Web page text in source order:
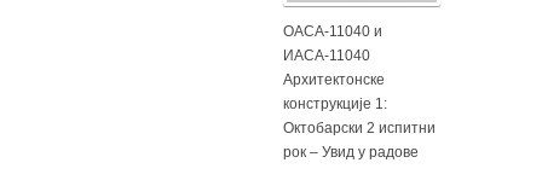
ОАСА-11040 и
ИАСА-11040
Архитектонске
конструкције 1:
Октобарски 2 испитни
рок – Увид у радове